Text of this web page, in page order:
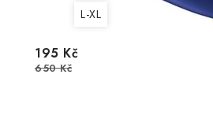
L-XL
195 Kč
650 Kč